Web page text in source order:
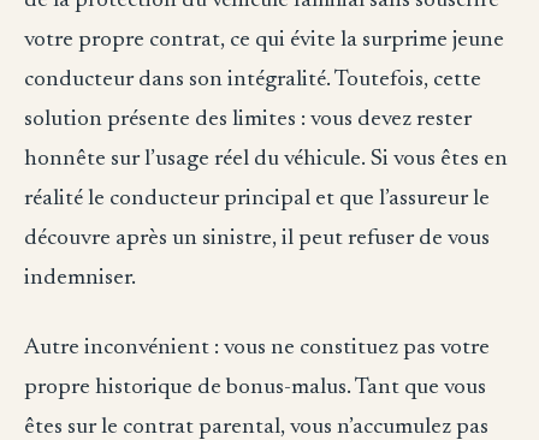
votre propre contrat, ce qui évite la surprime jeune
conducteur dans son intégralité. Toutefois, cette
solution présente des limites : vous devez rester
honnête sur l’usage réel du véhicule. Si vous êtes en
réalité le conducteur principal et que l’assureur le
découvre après un sinistre, il peut refuser de vous
indemniser.
Autre inconvénient : vous ne constituez pas votre
propre historique de bonus-malus. Tant que vous
êtes sur le contrat parental, vous n’accumulez pas